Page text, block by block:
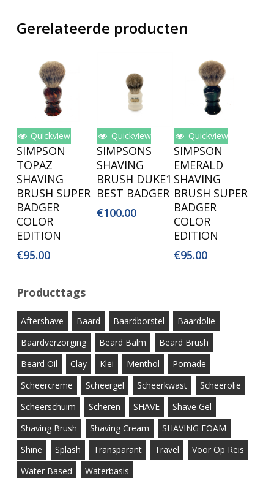
Gerelateerde producten
Lees Verder
Quickview
SIMPSON
TOPAZ
SHAVING
BRUSH SUPER
BADGER
COLOR
EDITION
€95.00
Lees Verder
Quickview
SIMPSONS
SHAVING
BRUSH DUKE1
BEST BADGER
€100.00
Toevoegen
Aan
Winkelwagen
Quickview
SIMPSON
EMERALD
SHAVING
BRUSH SUPER
BADGER
COLOR
EDITION
€95.00
Producttags
Aftershave Baard Baardborstel
Baardolie
Baardverzorging
Beard Balm
Beard Brush
Beard Oil
Clay Klei Menthol
Pomade
Scheercreme
Scheergel Scheerkwast
Scheerolie
Scheerschuim
Scheren SHAVE
Shave Gel
Shaving Brush
Shaving Cream
SHAVING FOAM
Shine
Splash Transparant Travel
Voor Op Reis
Water Based
Waterbasis